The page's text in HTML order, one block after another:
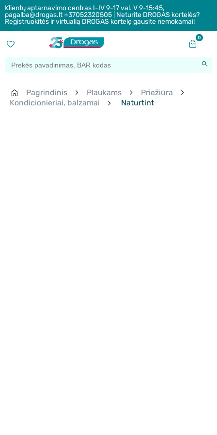
Klientų aptarnavimo centras I-IV 9-17 val. V 9-15:45,
pagalba@drogas.lt +37052320505 | Neturite DROGAS kortelės?
Registruokitės ir virtualią DROGAS kortelę gausite nemokamai!
0
Pagrindinis Plaukams
Priežiūra
Kondicionieriai, balzamai
Naturtint